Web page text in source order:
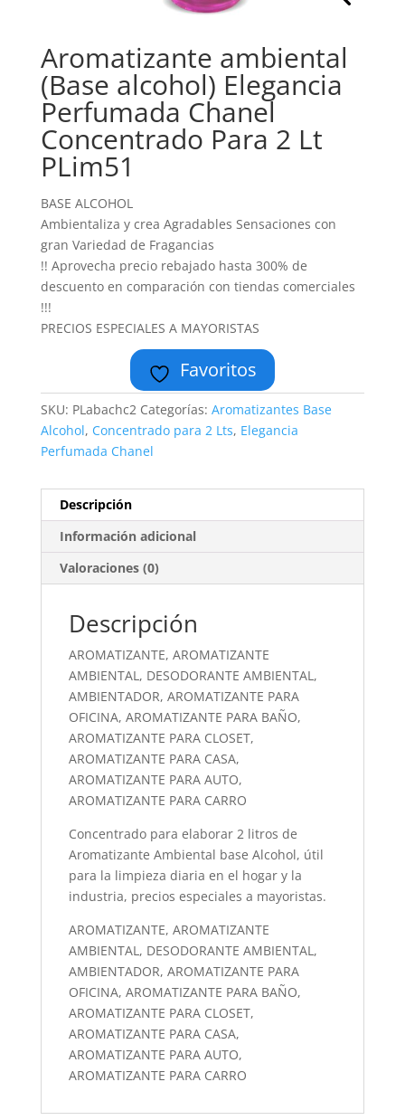
Aromatizante ambiental
(Base alcohol) Elegancia
Perfumada Chanel
Concentrado Para 2 Lt
PLim51
BASE ALCOHOL
Ambientaliza y crea Agradables Sensaciones con
gran Variedad de Fragancias
!! Aprovecha precio rebajado hasta 300% de
descuento en comparación con tiendas comerciales
!!!
PRECIOS ESPECIALES A MAYORISTAS
Favoritos
SKU: PLabachc2 Categorías: Aromatizantes Base
Alcohol, Concentrado para 2 Lts, Elegancia
Perfumada Chanel
Descripción
Información adicional
Valoraciones (0)
Descripción
AROMATIZANTE, AROMATIZANTE
AMBIENTAL, DESODORANTE AMBIENTAL,
AMBIENTADOR, AROMATIZANTE PARA
OFICINA, AROMATIZANTE PARA BAÑO,
AROMATIZANTE PARA CLOSET,
AROMATIZANTE PARA CASA,
AROMATIZANTE PARA AUTO,
AROMATIZANTE PARA CARRO
Concentrado para elaborar 2 litros de
Aromatizante Ambiental base Alcohol, útil
para la limpieza diaria en el hogar y la
industria, precios especiales a mayoristas.
AROMATIZANTE, AROMATIZANTE
AMBIENTAL, DESODORANTE AMBIENTAL,
AMBIENTADOR, AROMATIZANTE PARA
OFICINA, AROMATIZANTE PARA BAÑO,
AROMATIZANTE PARA CLOSET,
AROMATIZANTE PARA CASA,
AROMATIZANTE PARA AUTO,
AROMATIZANTE PARA CARRO